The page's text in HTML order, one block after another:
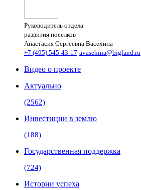
Руководитель отдела
развития поселков
Анастасия Сергеевна Васехина
+7 (495) 545-43-17 avasehina@bigland.ru
Видео о проекте
Актуально
(2562)
Инвестиции в землю
(188)
Государственная поддержка
(724)
Истории успеха